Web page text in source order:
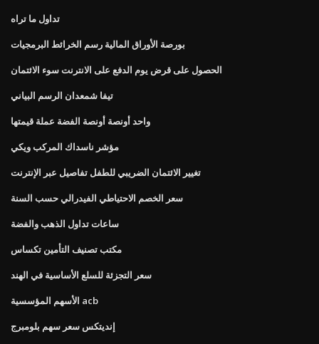
تداول ما تراه
بورصة الأوراق المالية رسم الخرائط البرمجيات
الحصول على قرض يوم الدفع على الانترنت سوء الائتمان
تيفا شمعدان الرسم البياني
واحد أونصة أونصة الفضة عملة قيمتها
مؤشر ناسداك المركب ويكي
تغيير الائتمان الضريبي للطفل تفاصيل عبر الإنترنت
سعر الخصم الاحتياطي الفيدرالي حسب السنة
ساعات تداول الذهب والفضة
مكتب تصنيف التأمين تكساس
سعر التجزئة للسلع الأساسية في الهند
الأسهم المؤسسية acb
إنديتكس سعر سهم بلومبرج